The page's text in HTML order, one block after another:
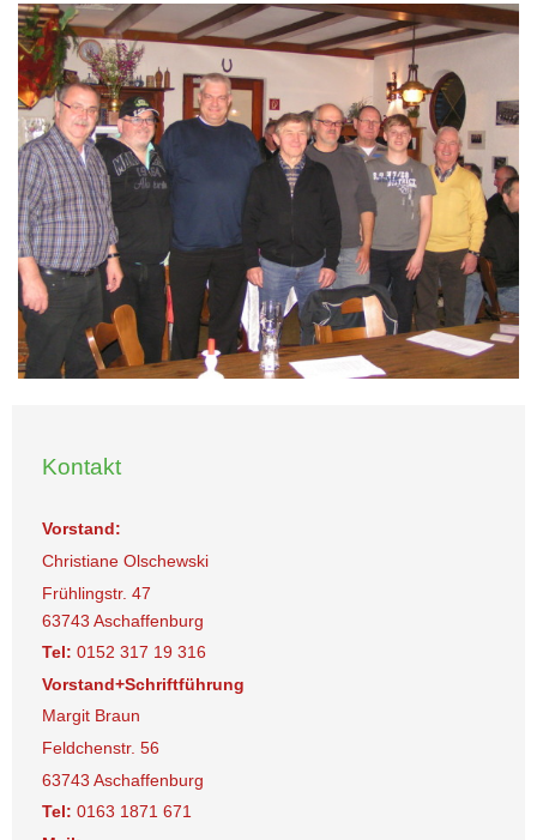
Kontakt
Vorstand:
Christiane Olschewski
Frühlingstr. 47
63743 Aschaffenburg
Tel: 0152 317 19 316
Vorstand+Schriftführung
Margit Braun
Feldchenstr. 56
63743 Aschaffenburg
Tel: 0163 1871 671